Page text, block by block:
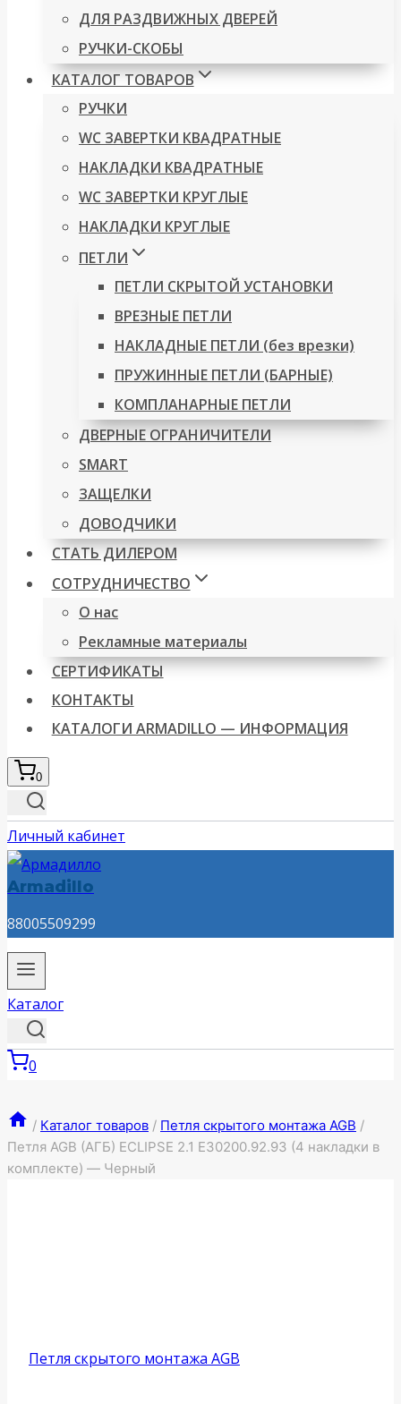
ДЛЯ РАЗДВИЖНЫХ ДВЕРЕЙ
РУЧКИ-СКОБЫ
КАТАЛОГ ТОВАРОВ
РУЧКИ
WC ЗАВЕРТКИ КВАДРАТНЫЕ
НАКЛАДКИ КВАДРАТНЫЕ
WC ЗАВЕРТКИ КРУГЛЫЕ
НАКЛАДКИ КРУГЛЫЕ
ПЕТЛИ
ПЕТЛИ СКРЫТОЙ УСТАНОВКИ
ВРЕЗНЫЕ ПЕТЛИ
НАКЛАДНЫЕ ПЕТЛИ (без врезки)
ПРУЖИННЫЕ ПЕТЛИ (БАРНЫЕ)
КОМПЛАНАРНЫЕ ПЕТЛИ
ДВЕРНЫЕ ОГРАНИЧИТЕЛИ
SMART
ЗАЩЕЛКИ
ДОВОДЧИКИ
СТАТЬ ДИЛЕРОМ
СОТРУДНИЧЕСТВО
О нас
Рекламные материалы
СЕРТИФИКАТЫ
КОНТАКТЫ
КАТАЛОГИ ARMADILLO — ИНФОРМАЦИЯ
0
Личный кабинет
Armadillo
88005509299
Каталог
0
/ Каталог товаров / Петля скрытого монтажа AGB /
Петля AGB (АГБ) ECLIPSE 2.1 E30200.92.93 (4 накладки в
комплекте) — Черный
Петля скрытого монтажа AGB